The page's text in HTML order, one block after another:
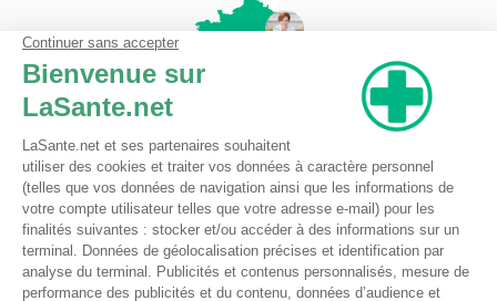
Pharmacie du Bizet
Licence ARS : 590009874
Licence Ordinale : 126921
49 boulevard Bizet
59650 Villeneuve d'Ascq
Contactez-nous !